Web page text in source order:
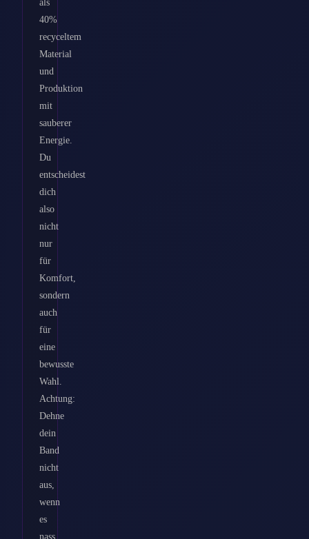
40%
recyceltem
Material
und
Produktion
mit
sauberer
Energie.
Du
entscheidest
dich
also
nicht
nur
für
Komfort,
sondern
auch
für
eine
bewusste
Wahl.
Achtung:
Dehne
dein
Band
nicht
aus,
wenn
es
nass